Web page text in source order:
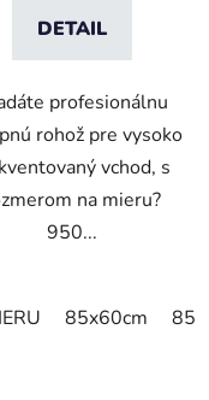
DETAIL
profesionálnu
rohož pre vysoko
vchod, s
na mieru?
950...
85x60cm